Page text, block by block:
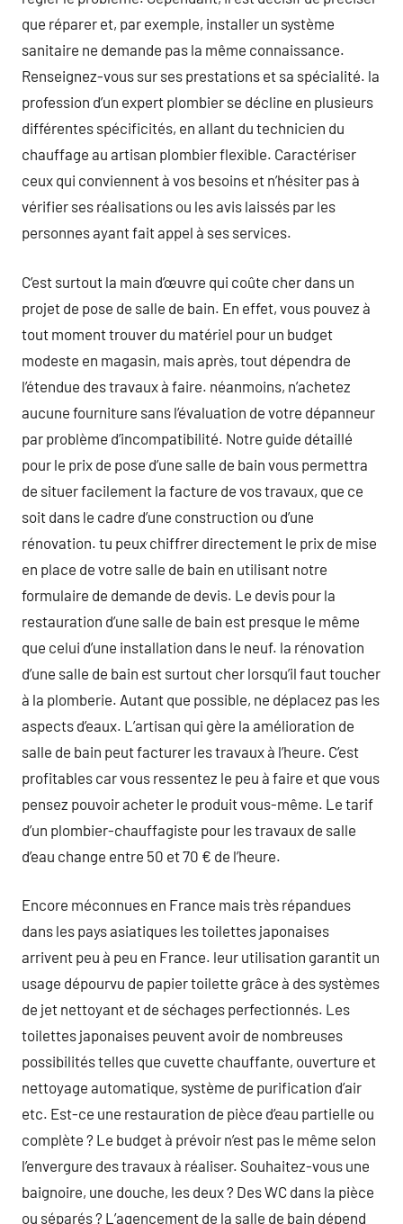
que réparer et, par exemple, installer un système
sanitaire ne demande pas la même connaissance.
Renseignez-vous sur ses prestations et sa spécialité. la
profession d’un expert plombier se décline en plusieurs
différentes spécificités, en allant du technicien du
chauffage au artisan plombier flexible. Caractériser
ceux qui conviennent à vos besoins et n’hésiter pas à
vérifier ses réalisations ou les avis laissés par les
personnes ayant fait appel à ses services.
C’est surtout la main d’œuvre qui coûte cher dans un
projet de pose de salle de bain. En effet, vous pouvez à
tout moment trouver du matériel pour un budget
modeste en magasin, mais après, tout dépendra de
l’étendue des travaux à faire. néanmoins, n’achetez
aucune fourniture sans l’évaluation de votre dépanneur
par problème d’incompatibilité. Notre guide détaillé
pour le prix de pose d’une salle de bain vous permettra
de situer facilement la facture de vos travaux, que ce
soit dans le cadre d’une construction ou d’une
rénovation. tu peux chiffrer directement le prix de mise
en place de votre salle de bain en utilisant notre
formulaire de demande de devis. Le devis pour la
restauration d’une salle de bain est presque le même
que celui d’une installation dans le neuf. la rénovation
d’une salle de bain est surtout cher lorsqu’il faut toucher
à la plomberie. Autant que possible, ne déplacez pas les
aspects d’eaux. L’artisan qui gère la amélioration de
salle de bain peut facturer les travaux à l’heure. C’est
profitables car vous ressentez le peu à faire et que vous
pensez pouvoir acheter le produit vous-même. Le tarif
d’un plombier-chauffagiste pour les travaux de salle
d’eau change entre 50 et 70 € de l’heure.
Encore méconnues en France mais très répandues
dans les pays asiatiques les toilettes japonaises
arrivent peu à peu en France. leur utilisation garantit un
usage dépourvu de papier toilette grâce à des systèmes
de jet nettoyant et de séchages perfectionnés. Les
toilettes japonaises peuvent avoir de nombreuses
possibilités telles que cuvette chauffante, ouverture et
nettoyage automatique, système de purification d’air
etc. Est-ce une restauration de pièce d’eau partielle ou
complète ? Le budget à prévoir n’est pas le même selon
l’envergure des travaux à réaliser. Souhaitez-vous une
baignoire, une douche, les deux ? Des WC dans la pièce
ou séparés ? L’agencement de la salle de bain dépend